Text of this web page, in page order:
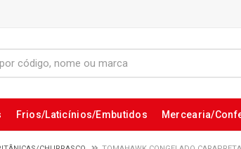
Frios/Laticínios/Embutidos Mercearia/